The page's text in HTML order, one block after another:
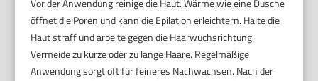
öffnet die Poren und kann die Epilation erleichtern. Halte die
Haut straff und arbeite gegen die Haarwuchsrichtung.
Vermeide zu kurze oder zu lange Haare. Regelmäßige
Anwendung sorgt oft für feineres Nachwachsen. Nach der